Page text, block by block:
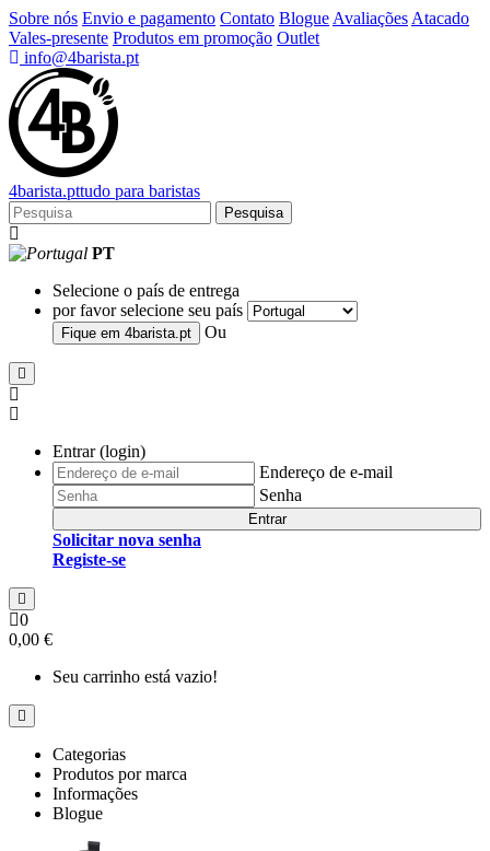
Sobre nós Envio e pagamento Contato Blogue Avaliações Atacado
Vales-presente Produtos em promoção Outlet
info@4barista.pt
4barista.pttudo para baristas
Pesquisa
PT
Selecione o país de entrega
por favor selecione seu país
Fique em 4barista.pt Ou
Entrar (login)
Endereço de e-mail
Senha
Entrar
Solicitar nova senha
Registe-se
0
0,00 €
Seu carrinho está vazio!
Categorias
Produtos por marca
Informações
Blogue